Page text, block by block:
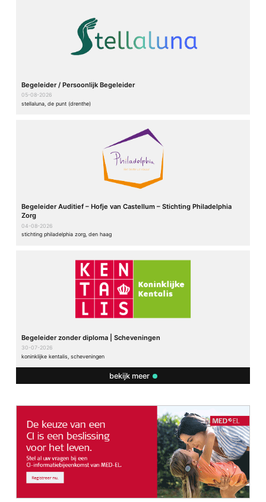
Begeleider / Persoonlijk Begeleider
05-08-2026
stellaluna, de punt (drenthe)
Begeleider Auditief – Hofje van Castellum – Stichting Philadelphia
Zorg
04-08-2026
stichting philadelphia zorg, den haag
Begeleider zonder diploma | Scheveningen
30-07-2026
koninklijke kentalis, scheveningen
bekijk meer